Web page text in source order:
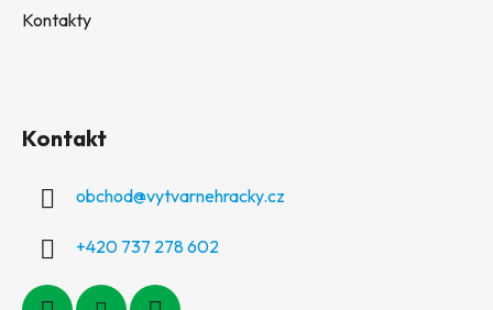
Kontakty
Kontakt
obchod@vytvarnehracky.cz
+420 737 278 602